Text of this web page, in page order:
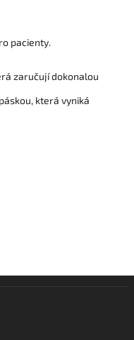
pacienty.
zaručují dokonalou
která vyniká